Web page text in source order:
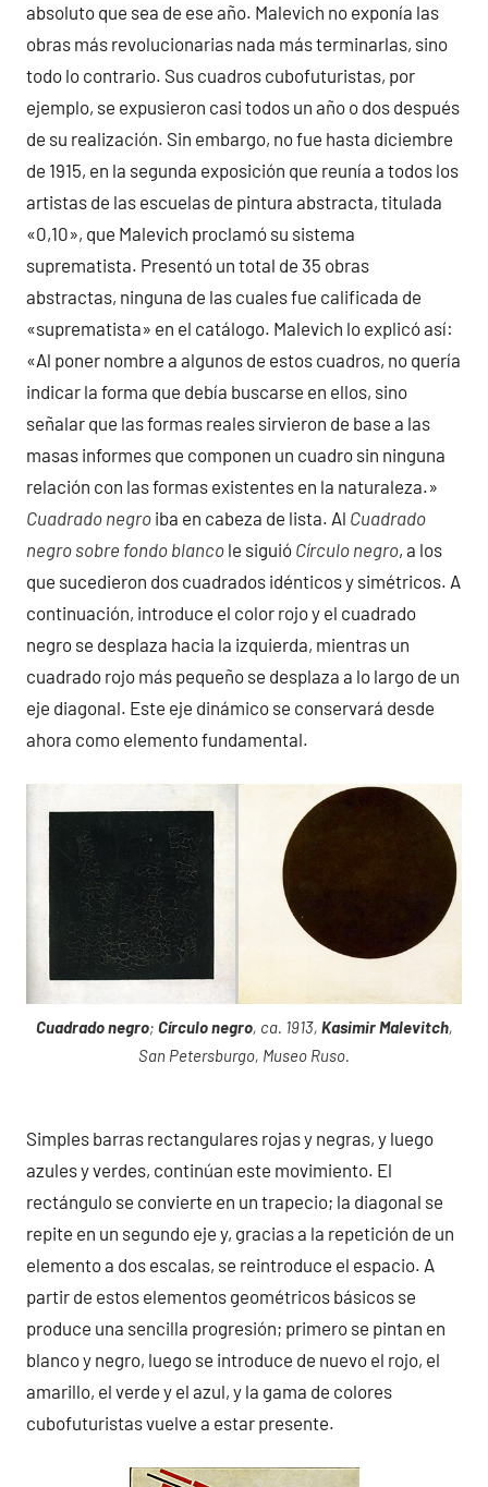
absoluto que sea de ese año. Malevich no exponía las
obras más revolucionarias nada más terminarlas, sino
todo lo contrario. Sus cuadros cubofuturistas, por
ejemplo, se expusieron casi todos un año o dos después
de su realización. Sin embargo, no fue hasta diciembre
de 1915, en la segunda exposición que reunía a todos los
artistas de las escuelas de pintura abstracta, titulada
«0,10», que Malevich proclamó su sistema
suprematista. Presentó un total de 35 obras
abstractas, ninguna de las cuales fue calificada de
«suprematista» en el catálogo. Malevich lo explicó así:
«Al poner nombre a algunos de estos cuadros, no quería
indicar la forma que debía buscarse en ellos, sino
señalar que las formas reales sirvieron de base a las
masas informes que componen un cuadro sin ninguna
relación con las formas existentes en la naturaleza.»
Cuadrado negro iba en cabeza de lista. Al Cuadrado
negro sobre fondo blanco le siguió Círculo negro, a los
que sucedieron dos cuadrados idénticos y simétricos. A
continuación, introduce el color rojo y el cuadrado
negro se desplaza hacia la izquierda, mientras un
cuadrado rojo más pequeño se desplaza a lo largo de un
eje diagonal. Este eje dinámico se conservará desde
ahora como elemento fundamental.
Cuadrado negro; Círculo negro, ca. 1913, Kasimir Malevitch,
San Petersburgo, Museo Ruso.
Simples barras rectangulares rojas y negras, y luego
azules y verdes, continúan este movimiento. El
rectángulo se convierte en un trapecio; la diagonal se
repite en un segundo eje y, gracias a la repetición de un
elemento a dos escalas, se reintroduce el espacio. A
partir de estos elementos geométricos básicos se
produce una sencilla progresión; primero se pintan en
blanco y negro, luego se introduce de nuevo el rojo, el
amarillo, el verde y el azul, y la gama de colores
cubofuturistas vuelve a estar presente.